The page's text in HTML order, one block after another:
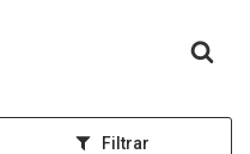
inicial
Filtrar